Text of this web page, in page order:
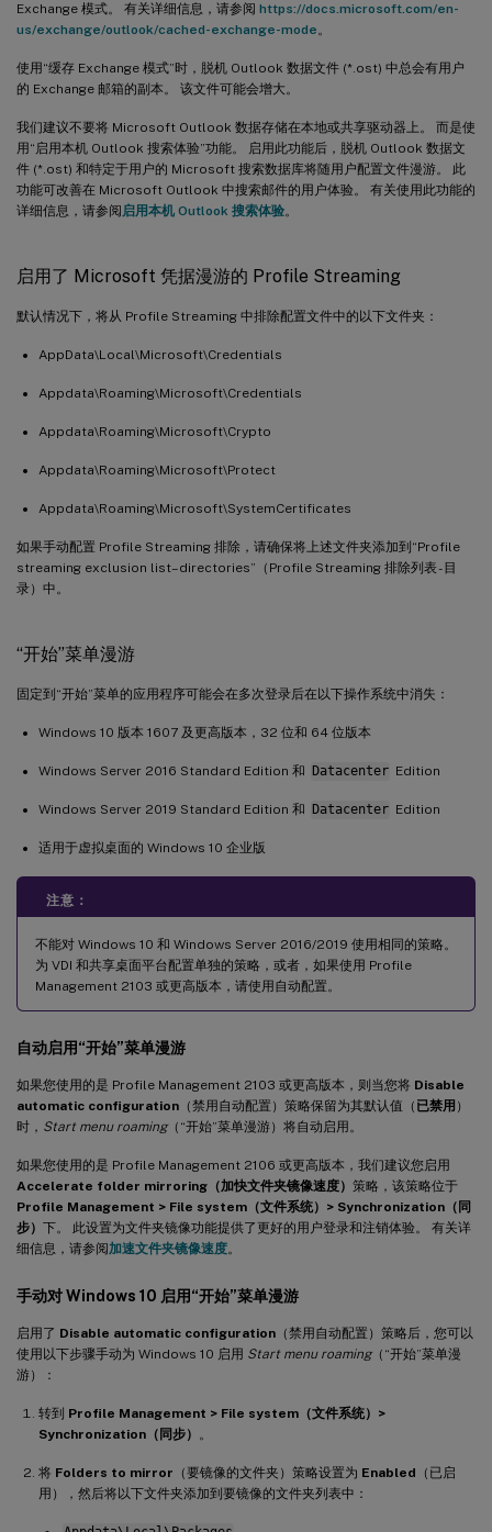
Exchange 模式。 有关详细信息，请参阅 https://docs.microsoft.com/en-
us/exchange/outlook/cached-exchange-mode。
使用“缓存 Exchange 模式”时，脱机 Outlook 数据文件 (*.ost) 中总会有用户
的 Exchange 邮箱的副本。 该文件可能会增大。
我们建议不要将 Microsoft Outlook 数据存储在本地或共享驱动器上。 而是使
用“启用本机 Outlook 搜索体验”功能。 启用此功能后，脱机 Outlook 数据文
件 (*.ost) 和特定于用户的 Microsoft 搜索数据库将随用户配置文件漫游。 此
功能可改善在 Microsoft Outlook 中搜索邮件的用户体验。 有关使用此功能的
详细信息，请参阅 启用本机 Outlook 搜索体验。
启用了 Microsoft 凭据漫游的 Profile Streaming
默认情况下，将从 Profile Streaming 中排除配置文件中的以下文件夹：
AppData\Local\Microsoft\Credentials
Appdata\Roaming\Microsoft\Credentials
Appdata\Roaming\Microsoft\Crypto
Appdata\Roaming\Microsoft\Protect
Appdata\Roaming\Microsoft\SystemCertificates
如果手动配置 Profile Streaming 排除，请确保将上述文件夹添加到“Profile
streaming exclusion list–directories”（Profile Streaming 排除列表 - 目
录）中。
“开始”菜单漫游
固定到“开始”菜单的应用程序可能会在多次登录后在以下操作系统中消失：
Windows 10 版本 1607 及更高版本，32 位和 64 位版本
Windows Server 2016 Standard Edition 和 Datacenter Edition
Windows Server 2019 Standard Edition 和 Datacenter Edition
适用于虚拟桌面的 Windows 10 企业版
注意：
不能对 Windows 10 和 Windows Server 2016/2019 使用相同的策略。
为 VDI 和共享桌面平台配置单独的策略，或者，如果使用 Profile
Management 2103 或更高版本，请使用自动配置。
自动启用“开始”菜单漫游
如果您使用的是 Profile Management 2103 或更高版本，则当您将 Disable
automatic configuration （禁用自动配置）策略保留为其默认值（ 已禁用 ）
时， Start menu roaming（“开始”菜单漫游）将自动启用。
如果您使用的是 Profile Management 2106 或更高版本，我们建议您启用
Accelerate folder mirroring（加快文件夹镜像速度） 策略，该策略位于
Profile Management > File system（文件系统）> Synchronization（同
步） 下。 此设置为文件夹镜像功能提供了更好的用户登录和注销体验。 有关详
细信息，请参阅加速文件夹镜像速度。
手动对 Windows 10 启用“开始”菜单漫游
启用了 Disable automatic configuration （禁用自动配置）策略后，您可以
使用以下步骤手动为 Windows 10 启用 Start menu roaming（“开始”菜单漫
游）：
转到 Profile Management > File system（文件系统）>
Synchronization（同步） 。
将 Folders to mirror （要镜像的文件夹）策略设置为 Enabled （已启
用），然后将以下文件夹添加到要镜像的文件夹列表中：